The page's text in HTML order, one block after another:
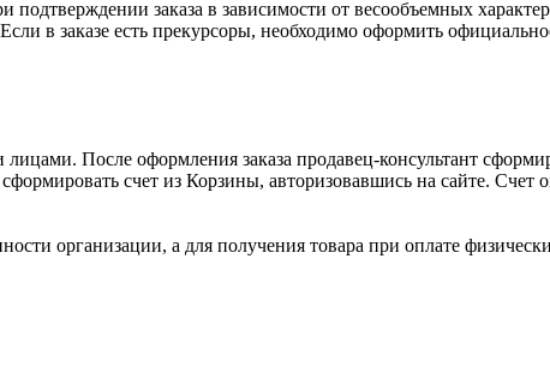
подтверждении заказа в зависимости от весообъемных
в заказе есть прекурсоры, необходимо оформить
После оформления заказа продавец-консультант
счет из Корзины, авторизовавшись на сайте. Счет
организации, а для получения товара при оплате